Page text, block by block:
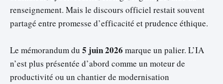
renseignement. Mais le discours officiel restait souvent
partagé entre promesse d’efficacité et prudence éthique.
Le mémorandum du 5 juin 2026 marque un palier. L’IA
n’est plus présentée d’abord comme un moteur de
productivité ou un chantier de modernisation